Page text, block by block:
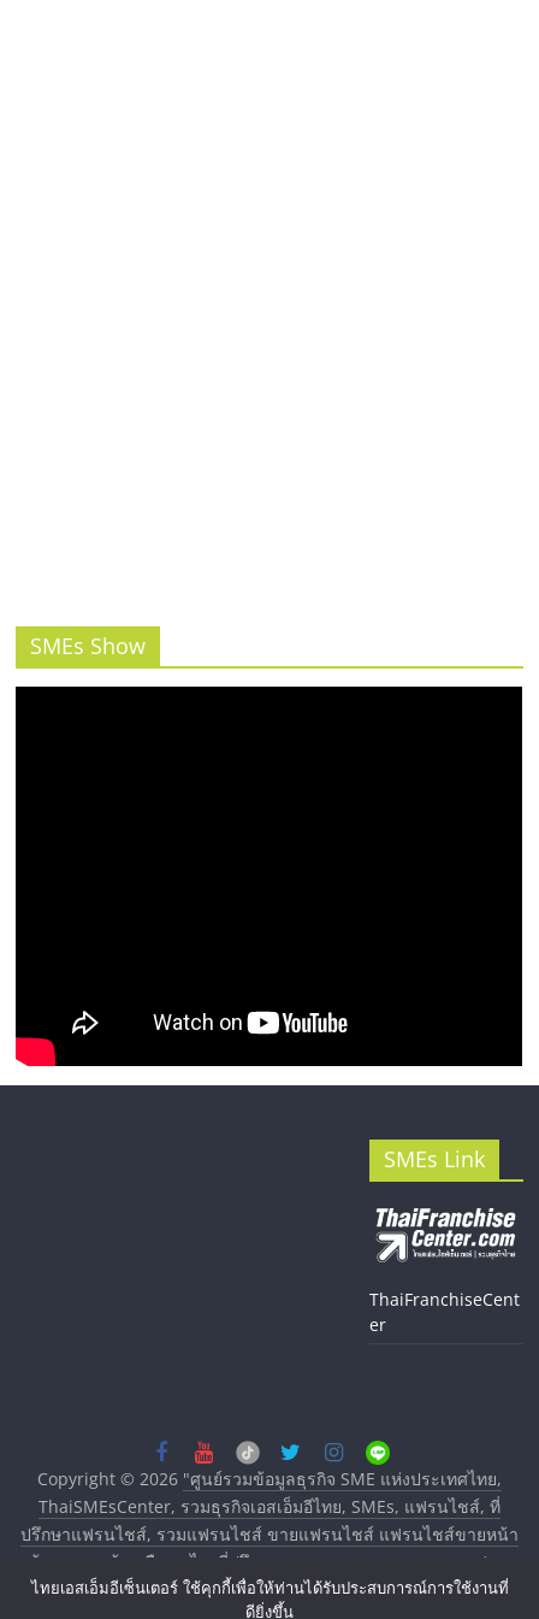
SMEs Show
SMEs Link
ThaiFranchiseCent
er
Copyright © 2026 "ศูนย์รวมข้อมูลธุรกิจ SME แห่งประเทศไทย,
ThaiSMEsCenter, รวมธุรกิจเอสเอ็มอีไทย, SMEs, แฟรนไชส์, ที่
ปรึกษาแฟรนไชส์, รวมแฟรนไชส์ ขายแฟรนไชส์ แฟรนไชส์ขายหน้า
บ้าน ลงทุนน้อย คืนทุนไว, ที่ปรึกษาการลงทุนและขยายสาขาแฟรน
ไชส์, ศูนย์รวมแฟรนไชส์ พร้อมทำเลสำหรับเปิดร้าน ปรึกษาฟรี,
ไทยเอสเอ็มอีเซ็นเตอร์ ใช้คุกกี้เพื่อให้ท่านได้รับประสบการณ์การใช้งานที่
ดียิ่งขึ้น